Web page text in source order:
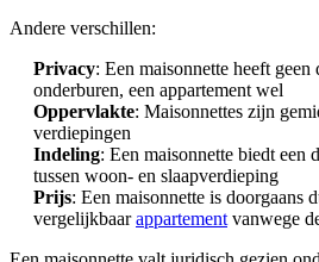
Andere verschillen:
Privacy: Een maisonnette heeft
onderburen, een appartement wel
Oppervlakte: Maisonnettes zijn
verdiepingen
Indeling: Een maisonnette biedt een
tussen woon- en slaapverdieping
Prijs: Een maisonnette is doorgaans
vergelijkbaarappartement vanwege